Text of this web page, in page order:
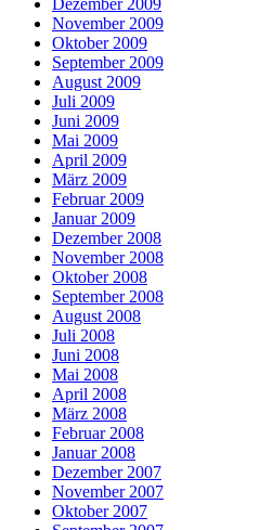
Dezember 2009
November 2009
Oktober 2009
September 2009
August 2009
Juli 2009
Juni 2009
Mai 2009
April 2009
März 2009
Februar 2009
Januar 2009
Dezember 2008
November 2008
Oktober 2008
September 2008
August 2008
Juli 2008
Juni 2008
Mai 2008
April 2008
März 2008
Februar 2008
Januar 2008
Dezember 2007
November 2007
Oktober 2007